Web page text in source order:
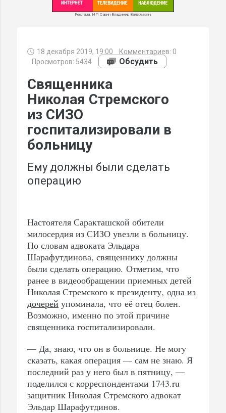
Реклама. ИП Савин Владимир Валерьевич
18 декабря 2019, 19:00 Комментариев: 0
Просмотров: 5434
Обсудить
Священника
Николая Стремского
из СИЗО
госпитализировали в
больницу
Ему должны были сделать
операцию
Настоятеля Саракташской обители
милосердия из СИЗО увезли в больницу.
По словам адвоката Эльдара
Шарафутдинова, священнику должны
были сделать операцию. Отметим, что
ранее в видеообращении приемных детей
Николая Стремского к президенту, одна из
дочерей упоминала, что её отец болен.
Возможно, именно по этой причине
священника госпитализировали.
— Да, знаю, что он в больнице. Не могу
сказать, какая операция — сам не знаю. Я
последний раз у него был в пятницу, —
поделился с корреспондентами 1743.ru
защитник Николая Стремского адвокат
Эльдар Шарафутдинов.